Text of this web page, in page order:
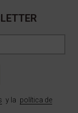
y la política de